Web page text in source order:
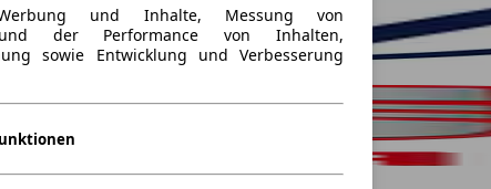
Werbung und Inhalte, Messung von
und der Performance von Inhalten,
sowie Entwicklung und Verbesserung